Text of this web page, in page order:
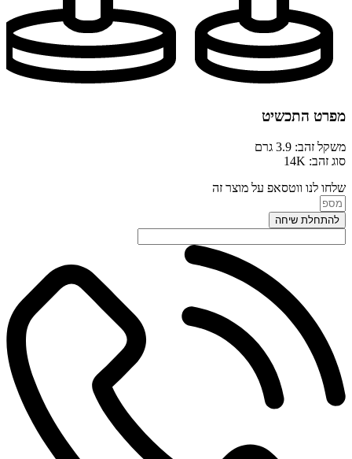
מפרט התכשיט
משקל זהב: 3.9 גרם
סוג זהב: 14K
שלחו לנו ווטסאפ על מוצר זה
להתחלת שיחה